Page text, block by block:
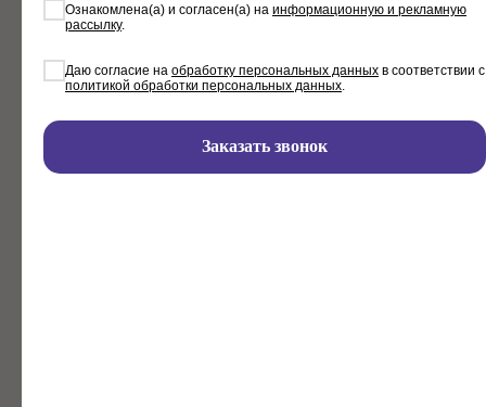
Ознакомлена(а) и согласен(а) на информационную и рекламную
рассылку.
Даю согласие на обработку персональных данных в соответствии с
политикой обработки персональных данных
Заказать звонок